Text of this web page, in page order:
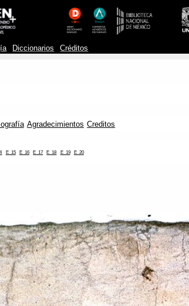
Diccionarios Créditos
Agradecimientos Creditos
E_15 E_16 E_17 E_18 E_19 E_20